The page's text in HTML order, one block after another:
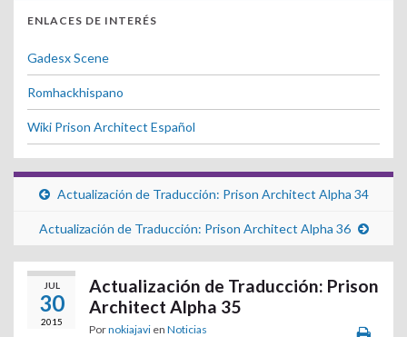
ENLACES DE INTERÉS
Gadesx Scene
Romhackhispano
Wiki Prison Architect Español
Actualización de Traducción: Prison Architect Alpha 34
Actualización de Traducción: Prison Architect Alpha 36
JUL
30
2015
Actualización de Traducción: Prison
Architect Alpha 35
Pornokiajavi en Noticias